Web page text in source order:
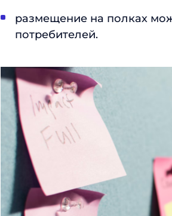
размещение на полках
потребителей.